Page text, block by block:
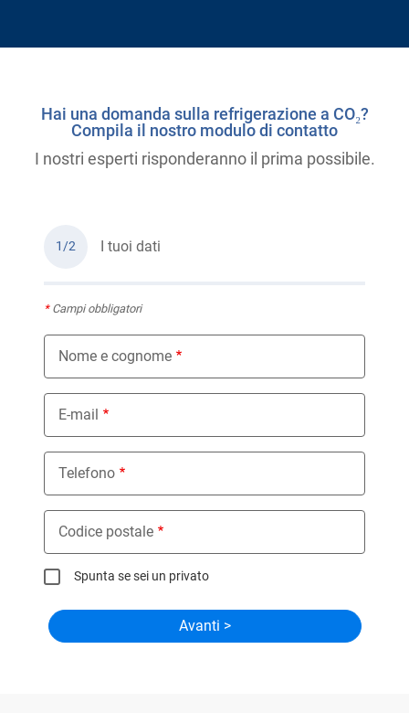
Hai una domanda sulla refrigerazione a CO₂?
Compila il nostro modulo di contatto
I nostri esperti risponderanno il prima possibile.
1/2 I tuoi dati
*Campi obbligatori
Nome e cognome
E-mail
Telefono
Codice postale
Spunta se sei un privato